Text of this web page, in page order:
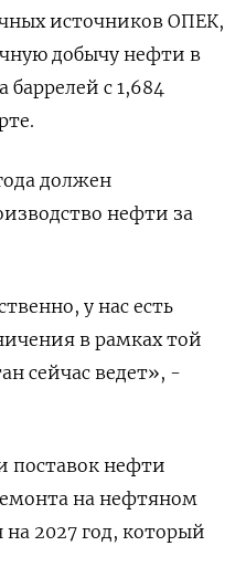
источников ОПЕК,
добычу нефти в
баррелей с 1,684
должен
нефти за
‌у нас есть
в рамках той
сейчас ведет», -
поставок нефти
на нефтяном
2027 ​год, который